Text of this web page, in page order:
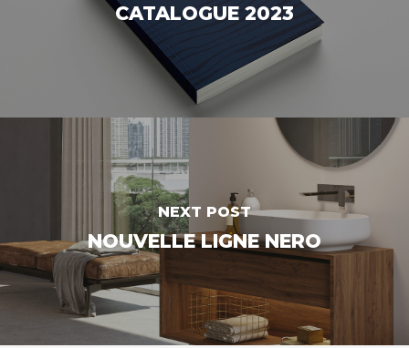
CATALOGUE 2023
NEXT POST
NOUVELLE LIGNE NERO